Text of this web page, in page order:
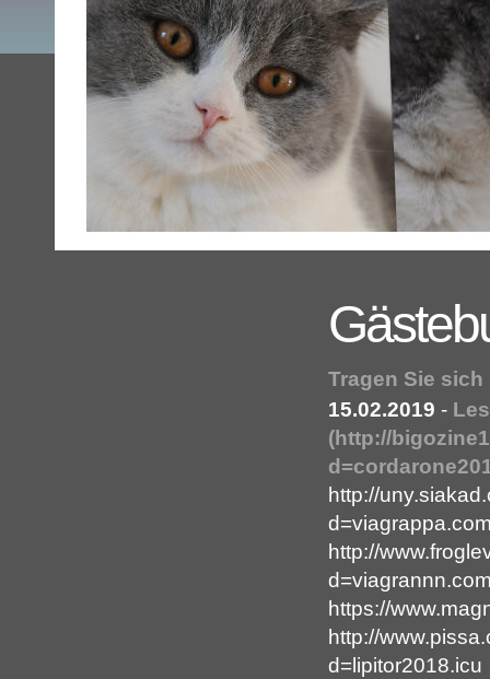
Tragen Sie
15.02.2019 -
(http://
http://
http://
https://
http://
d=lipitor2018.icu